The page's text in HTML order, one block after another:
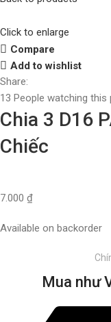
Click to enlarge
Compare
Add to wishlist
Share:
13 People watching this
Chia 3 D16
Chiếc
7.000 ₫
Available on backorder
Mua như